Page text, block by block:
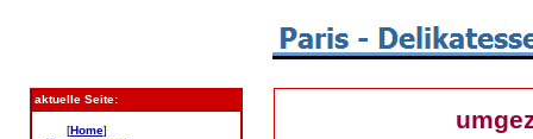
aktuelle Seite:
[Home]